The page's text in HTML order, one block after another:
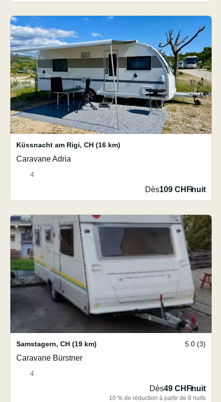
Küssnacht am Rigi, CH (16 km)
Caravane Adria
4
Dès109 CHF/nuit
Samstagern, CH (19 km) 5.0 (3)
Caravane Bürstner
4
Dès49 CHF/nuit
10 % de réduction à partir de 8 nuits